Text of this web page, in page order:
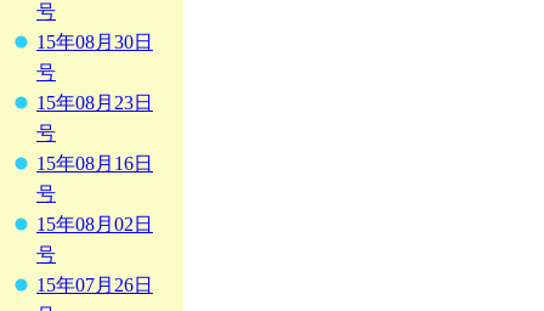
号
15年08月30日
号
15年08月23日
号
15年08月16日
号
15年08月02日
号
15年07月26日